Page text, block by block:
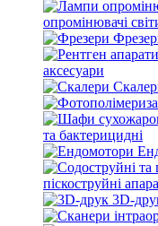
опромінювачі
аксесуари
та бактерицидні
піскоструйні
3D-